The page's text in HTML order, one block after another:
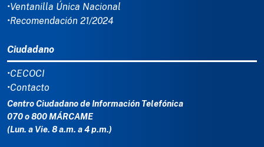
•Ventanilla Única Nacional
•Recomendación 21/2024
Ciudadano
•CECOCI
•Contacto
Centro Ciudadano de Información Telefónica
070 o 800 MÁRCAME
(Lun. a Vie. 8 a.m. a 4 p.m.)